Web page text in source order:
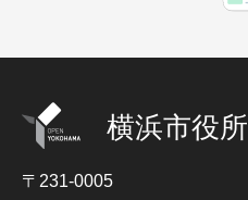
横浜市役所
〒231-0005